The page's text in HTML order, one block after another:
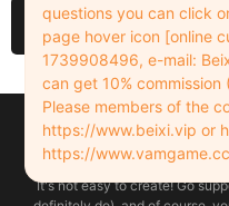
Copyleft © 2022-2026
创作不易！有能力的同学可以去
了，您加入
It's not easy to create! Go
questions you can click
page hover icon [online
1739908496, e-mail:
can get 10% commission
Please members of the
https://www.beixi.vip or
https://